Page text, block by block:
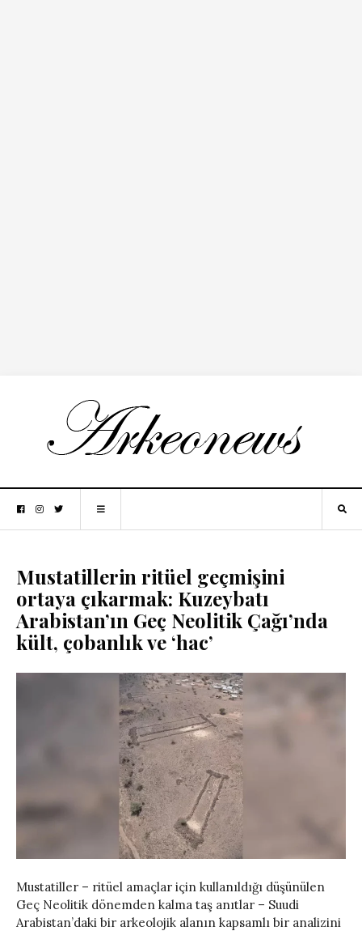
Mustatillerin ritüel geçmişini
ortaya çıkarmak: Kuzeybatı
Arabistan’ın Geç Neolitik Çağı’nda
kült, çobanlık ve ‘hac’
Mustatiller – ritüel amaçlar için kullanıldığı düşünülen
Geç Neolitik dönemden kalma taş anıtlar – Suudi
Arabistan’daki bir arkeolojik alanın kapsamlı bir analizini